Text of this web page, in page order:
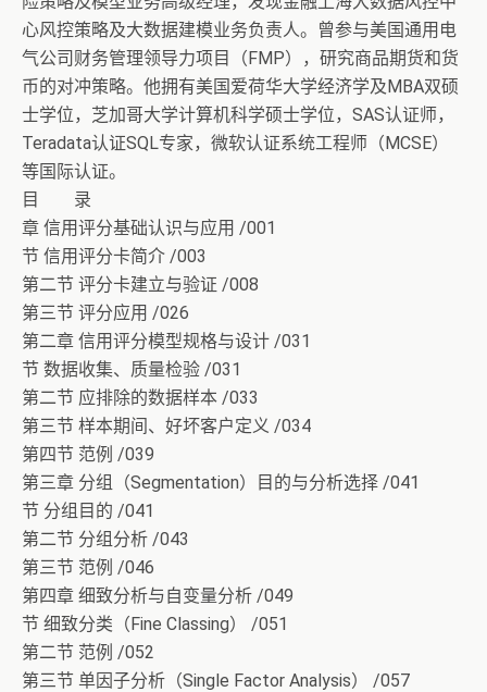
心风控策略及大数据建模业务负责人。曾参与美国通用电
气公司财务管理领导力项目（FMP），研究商品期货和货
币的对冲策略。他拥有美国爱荷华大学经济学及MBA双硕
士学位，芝加哥大学计算机科学硕士学位，SAS认证师，
Teradata认证SQL专家，微软认证系统工程师（MCSE）
等国际认证。
目 录
章 信用评分基础认识与应用 /001
节 信用评分卡简介 /003
第二节 评分卡建立与验证 /008
第三节 评分应用 /026
第二章 信用评分模型规格与设计 /031
节 数据收集、质量检验 /031
第二节 应排除的数据样本 /033
第三节 样本期间、好坏客户定义 /034
第四节 范例 /039
第三章 分组（Segmentation）目的与分析选择 /041
节 分组目的 /041
第二节 分组分析 /043
第三节 范例 /046
第四章 细致分析与自变量分析 /049
节 细致分类（Fine Classing） /051
第二节 范例 /052
第三节 单因子分析（Single Factor Analysis） /057